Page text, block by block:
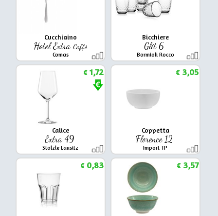
Cucchiaino
Hotel ExtraCaffè
Comas
Bicchiere
Glit 6
Bormioli Rocco
Calice
Extra 49
Stölzle Lausitz
€1,72
Coppetta
Florence 12
Import TP
€3,05
€0,83 €3,57